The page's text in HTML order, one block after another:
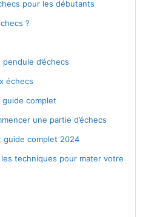
pour les débutants
?
d’échecs
échecs
guide complet
une partie d’échecs
guide complet 2024
techniques pour mater votre